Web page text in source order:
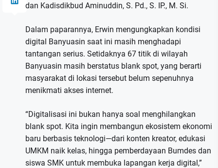
dan Kadisdikbud Aminuddin, S. Pd., S. IP., M. Si.
Dalam paparannya, Erwin mengungkapkan kondisi
digital Banyuasin saat ini masih menghadapi
tantangan serius. Setidaknya 67 titik di wilayah
Banyuasin masih berstatus blank spot, yang berarti
masyarakat di lokasi tersebut belum sepenuhnya
menikmati akses internet.
“Digitalisasi ini bukan hanya soal menghilangkan
blank spot. Kita ingin membangun ekosistem ekonomi
baru berbasis teknologi—dari konten kreator, edukasi
UMKM naik kelas, hingga pemberdayaan Bumdes dan
siswa SMK untuk membuka lapangan kerja digital,”